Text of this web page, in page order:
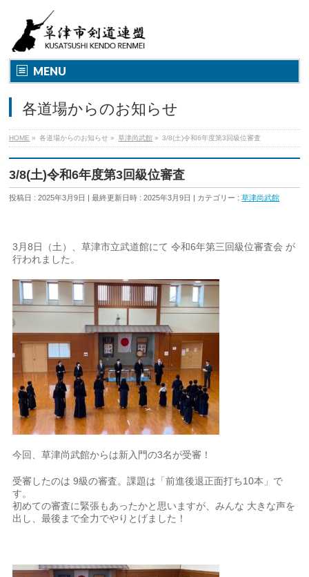
MENU
各道場からのお知らせ
HOME » 各道場からのお知らせ » 草津尚武館 » 3/8(土)令和6年度第3回級位審査
3/8(土)令和6年度第3回級位審査
投稿日 : 2025年3月9日 最終更新日時 : 2025年3月9日 カテゴリー :草津尚武館
3月8日（土）、草津市立武道館にて 令和6年第三回級位審査会 が
行われました。
今回、草津尚武館からは新入門の3名が受審！
受審したのは 9級の審査。課題は「前進後退正面打ち10本」で
す。
初めての審査に緊張もあったかと思いますが、みんな 大きな声を
出し、最後まで全力でやりとげました！